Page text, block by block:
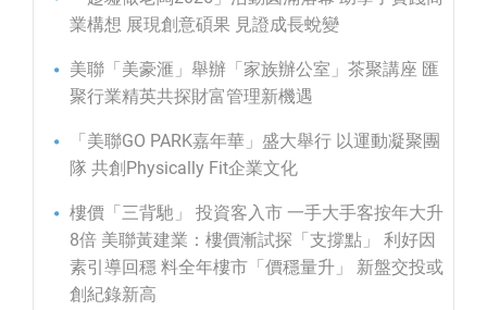
業構想 展現創意碩果 見證成長蛻變
美聯「美豪滙」舉辦「家族辦公室」茶聚講座 匯
聚行業精英共探財富管理新機遇
「美聯GO PARK嘉年華」盛大舉行 以運動凝聚團
隊 共創Physically Fit企業文化
樓價「三背馳」 投資客入市 一手大手客按年大升
8倍 美聯黃建業：樓價漸試探「支撐點」 利好因
素引導回穩 料全年樓市「價穩量升」 新盤交投或
創紀錄新高